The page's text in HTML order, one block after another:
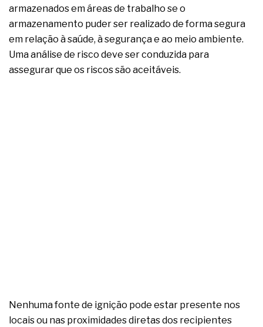
armazenados em áreas de trabalho se o
armazenamento puder ser realizado de forma segura
em relação à saúde, à segurança e ao meio ambiente.
Uma análise de risco deve ser conduzida para
assegurar que os riscos são aceitáveis.
Nenhuma fonte de ignição pode estar presente nos
locais ou nas proximidades diretas dos recipientes